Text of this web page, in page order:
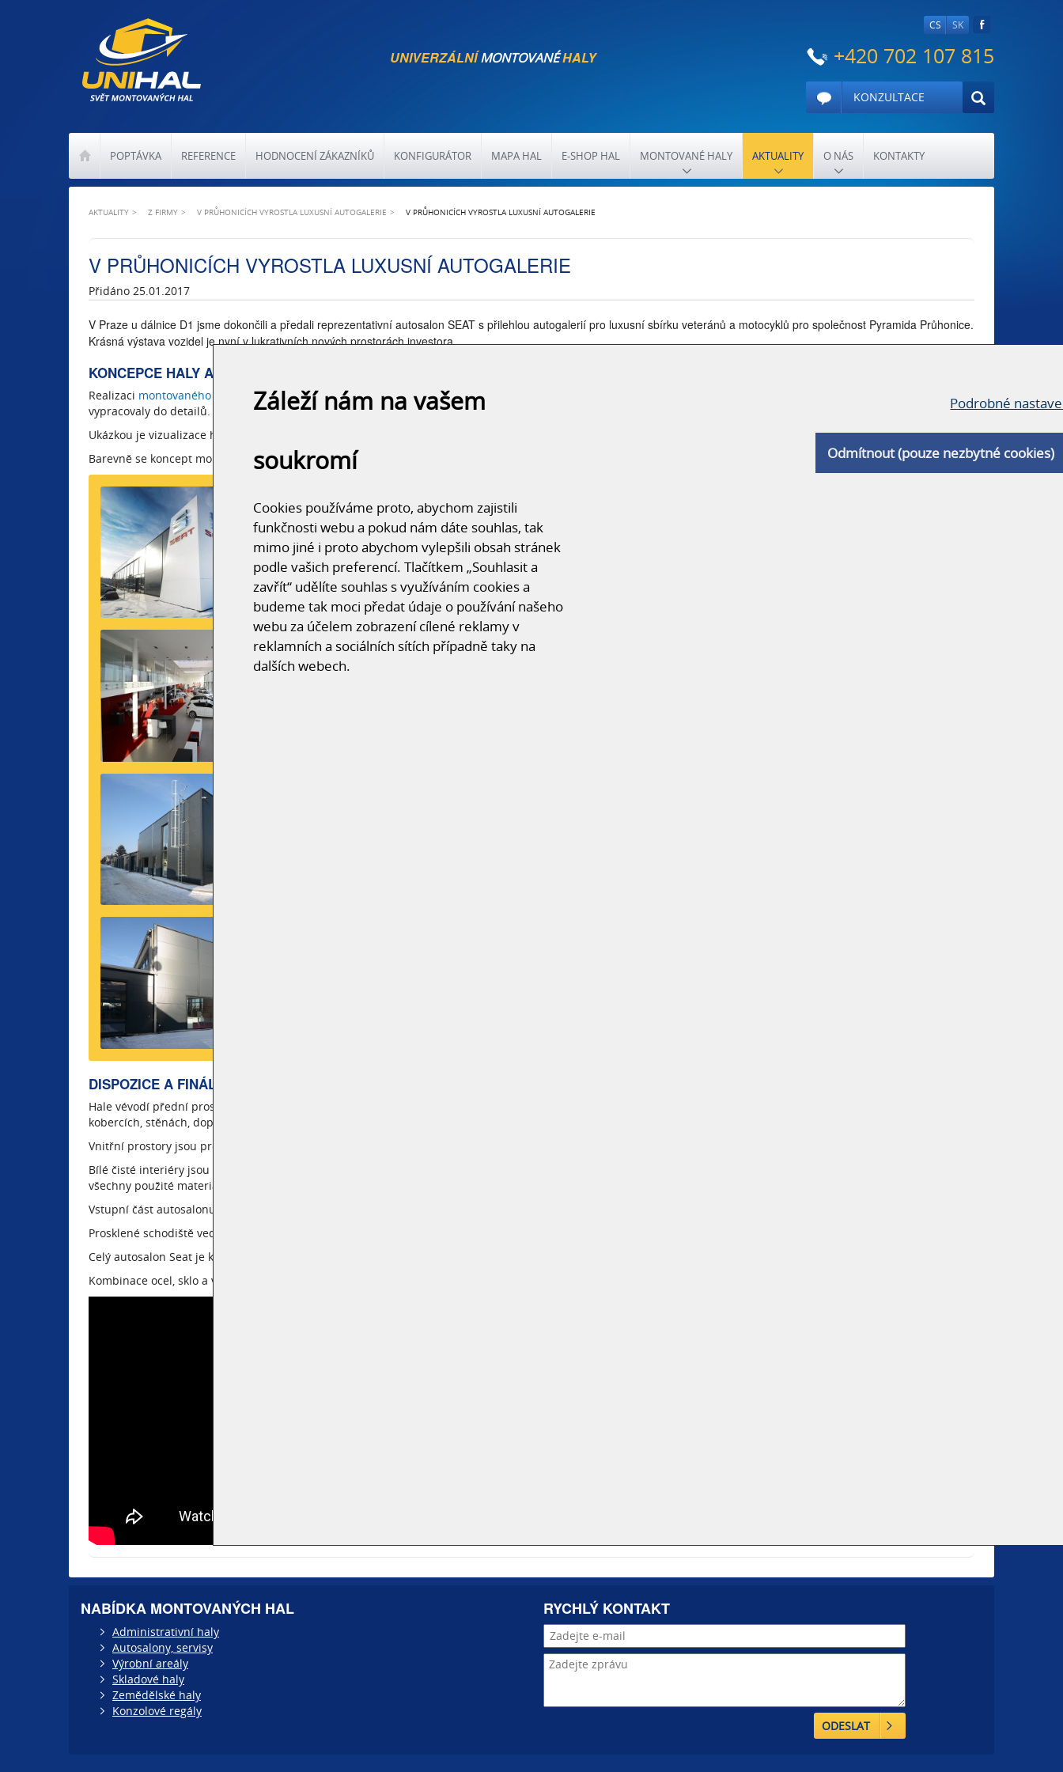
UNIVERZÁLNÍMONTOVANÉHALY
CS SK
+420 702 107 815
KONZULTACE
POPTÁVKA REFERENCE HODNOCENÍ ZÁKAZNÍKŮ KONFIGURÁTOR MAPA HAL E-SHOP HAL MONTOVANÉ HALY AKTUALITY O NÁS KONTAKTY
AKTUALITY Z FIRMY V PRŮHONICÍCH VYROSTLA LUXUSNÍ AUTOGALERIE V PRŮHONICÍCH VYROSTLA LUXUSNÍ AUTOGALERIE
V PRŮHONICÍCH VYROSTLA LUXUSNÍ AUTOGALERIE
Přidáno 25.01.2017
V Praze u dálnice D1 jsme dokončili a předali reprezentativní autosalon SEAT s přilehlou autogalerií pro luxusní sbírku veteránů a motocyklů pro společnost Pyramida Průhonice.
Krásná výstava vozidel je nyní v lukrativních nových prostorách investora.
KONCEPCE HALY AUTOGALERIE PYRAMIDA PRŮHONICE
Realizaci montovaného autosalonupředcházela důkladná přípravná fáze, projekční práce a práce architektů. Vzniklo několik základních návrhů, které se postupně
vypracovaly do detailů.
Ukázkou je vizualizace haly exteriéru i interiéru v přiloženém videu.
Barevně se koncept montovaného autosalonu také postupně vyvíjel a upravoval až do finální podoby antracitové v kombinaci s čistě bílou interiérovou barvou.
DISPOZICE A FINÁLNÍ ŘEŠENÍ MONTOVANÉ AUTOGALERIE
Hale vévodí přední prosklená hliníková fasáda s červeným vstupním portálem. Červená barva je doplňující a oživující barvou napříč celým interiérem - objevuje se na
kobercích, stěnách, doplňcích nábytku a osvětlení schodů.
Vnitřní prostory jsou prosklené, sklo je základním materiálem dělících příček, schodišť a zábradlí.
Bílé čisté interiéry jsou všechny přesně v odstínu RAL 9010 - na ocelové konstrukci, stěnách, panelech a sádrokartonech. Automobilka Seat dopodrobna předepsala
všechny použité materiály a vyspecifikovala požadavky na barvy, dle kterých jsme halu realizovali.
Vstupní část autosalonu je určena k expozici a prodeji vozidel Seat, v přízemí je několik prodejních míst se zázemím obchodníků.
Prosklené schodiště vede do podlaží, kde je umístěna reprezentativní konferenční místnost a kanceláře vedení společnosti.
Celý autosalon Seat je krásnou ukázkou nepřeberných možností a využití
Kombinace ocel, sklo a vhodného barevného propojení je puncem luxusu současných autosalonů.
NABÍDKA MONTOVANÝCH HAL
Administrativní haly
Autosalony, servisy
Výrobní areály
Skladové haly
Zemědělské haly
Konzolové regály
RYCHLÝ KONTAKT
ODESLAT
Záleží nám na vašem
soukromí
Cookies používáme proto, abychom zajistili
funkčnosti webu a pokud nám dáte souhlas, tak
mimo jiné i proto abychom vylepšili obsah stránek
podle vašich preferencí. Tlačítkem „Souhlasit a
zavřít“ udělíte souhlas s využíváním cookies a
budeme tak moci předat údaje o používání našeho
webu za účelem zobrazení cílené reklamy v
reklamních a sociálních sítích případně taky na
dalších webech.
Podrobné
Odmítnout (pouze nezbytné cookies)